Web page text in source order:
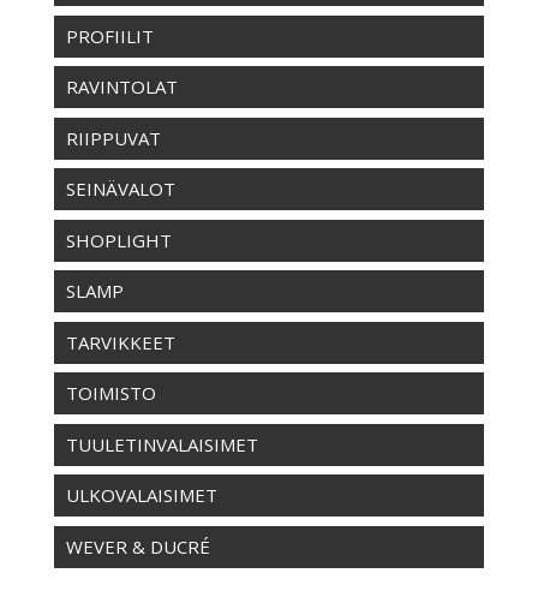
PROFIILIT
RAVINTOLAT
RIIPPUVAT
SEINÄVALOT
SHOPLIGHT
SLAMP
TARVIKKEET
TOIMISTO
TUULETINVALAISIMET
ULKOVALAISIMET
WEVER & DUCRÉ